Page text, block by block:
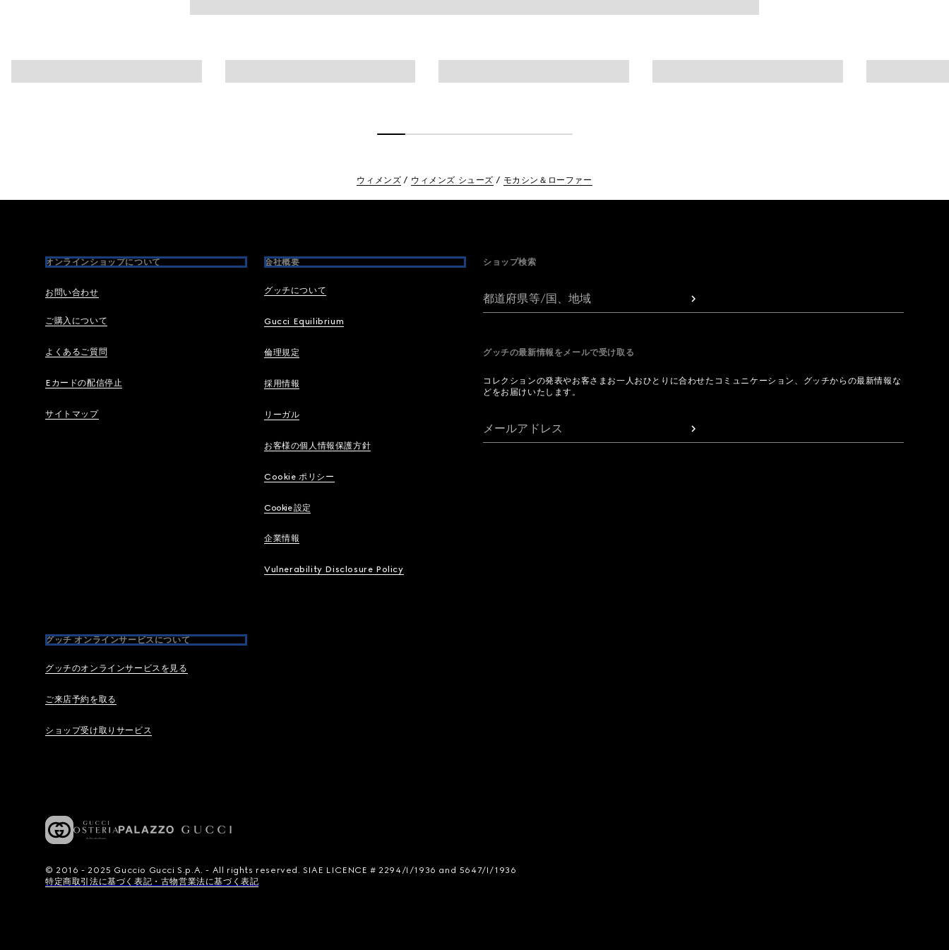
ウィメンズ ウィメンズ シューズ モカシン＆ローファー
オンラインショップについて
お問い合わせ
ご購入について
よくあるご質問
Eカードの配信停止
サイトマップ
会社概要
グッチについて
Gucci Equilibrium
倫理規定
採用情報
リーガル
お客様の個人情報保護方針
Cookie ポリシー
Cookie 設定
企業情報
Vulnerability Disclosure Policy
グッチ オンラインサービスについて
グッチのオンラインサービスを見る
ご来店予約を取る
ショップ受け取りサービス
ショップ検索
都道府県等/国、地域
グッチの最新情報をメールで受け取る
コレクションの発表やお客さまお一人おひとりに合わせたコミュニケーション、グッチからの最新情報な
どをお届けいたします。
メールアドレス
© 2016 - 2025 Guccio Gucci S.p.A. - All rights reserved. SIAE LICENCE # 2294/I/1936 and 5647/I/1936
特定商取引法に基づく表記・古物営業法に基づく表記